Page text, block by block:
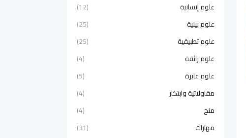
علوم إنسانية
(12)
علوم بينية
(25)
علوم تطبيقية
(25)
علوم زائفة
(4)
علوم عابرة
(5)
مقاولاتية وابتكار
(4)
منح
(4)
مهارات
(31)